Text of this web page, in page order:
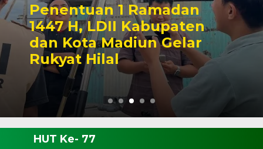
Penentuan 1 Ramadan
1447 H, LDII Kabupaten
dan Kota Madiun Gelar
Rukyat Hilal
HUT Ke- 77